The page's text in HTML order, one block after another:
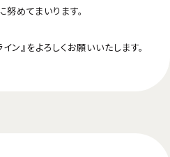
めてまいります。
ン』をよろしくお願いいたします。